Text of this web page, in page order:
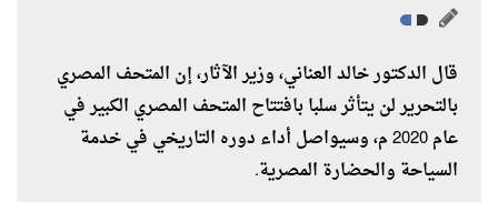
قال الدكتور خالد العناني، وزير الآثار، إن المتحف المصري
بالتحرير لن يتأثر سلبا بافتتاح المتحف المصري الكبير في
عام 2020 م، وسيواصل أداء دوره التاريخي في خدمة
السياحة والحضارة المصرية.